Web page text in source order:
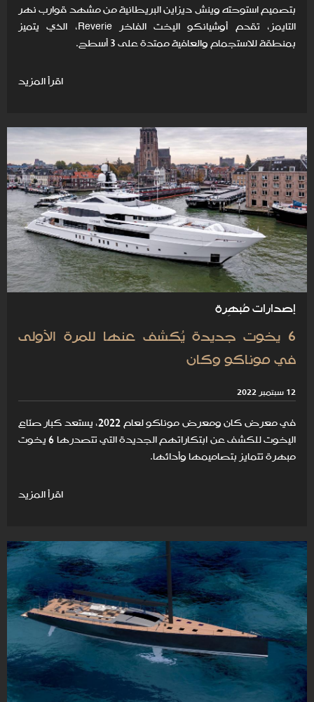
بتصميم استوحته وينش ديزاين البريطانية من مشهد قوارب نهر
التايمز، تقدم أوشيانكو اليخت الفاخر Reverie، الذي يتميز
بمنطقة للاستجمام والعافية ممتدة على 3 أسطح.
اقرأ المزيد
إصدارات مُبهِرة
6 يخوت جديدة يُكشف عنها للمرة الأولى
في موناكو وكان
12 سبتمبر 2022
في معرض كان ومعرض موناكو لعام 2022، يستعد كبار صنّاع
اليخوت للكشف عن ابتكاراتهم الجديدة التي تتصدرها 6 يخوت
مبهرة تتمايز بتصاميمها وأدائها.
اقرأ المزيد